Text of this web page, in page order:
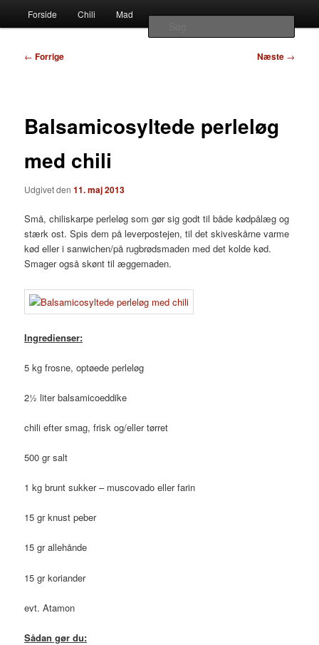
лучшие займы
Vivis chili
Fortsæt
Fortsæt
Forside Chili Mad
Indlægsnavigation
← Forrige Næste →
Balsamicosyltede perleløg
med chili
Udgivet den11. maj 2013
Små, chiliskarpe perleløg som gør sig godt til både kødpålæg og
stærk ost. Spis dem på leverpostejen, til det skiveskårne varme
kød eller i sanwichen/på rugbrødsmaden med det kolde kød.
Smager også skønt til æggemaden.
Ingredienser:
5 kg frosne, optøede perleløg
2½ liter balsamicoeddike
chili efter smag, frisk og/eller tørret
500 gr salt
1 kg brunt sukker – muscovado eller farin
15 gr knust peber
15 gr allehånde
15 gr koriander
evt. Atamon
Sådan gør du: